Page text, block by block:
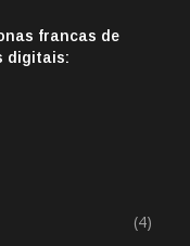
francas de
digitais:
(4)